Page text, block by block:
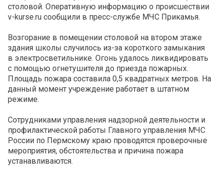
столовой. Оперативную информацию о происшествии
v-kurse.ru сообщили в пресс-службе МЧС Прикамья.
Возгорание в помещении столовой на втором этаже
здания школы случилось из-за короткого замыкания
в электросветильнике. Огонь удалось ликвидировать
с помощью огнетушителя до приезда пожарных.
Площадь пожара составила 0,5 квадратных метров. На
данный момент учреждение работает в штатном
режиме.
Сотрудниками управления надзорной деятельности и
профилактической работы Главного управления МЧС
России по Пермскому краю проводятся проверочные
мероприятия, обстоятельства и причина пожара
устанавливаются.